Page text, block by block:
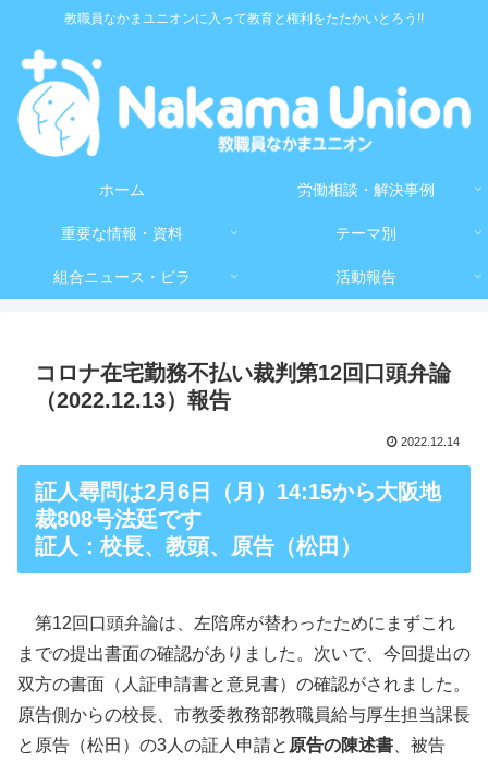
教職員なかまユニオンに入って教育と権利をたたかいとろう!!
ホーム 労働相談・解決事例
重要な情報・資料 テーマ別
組合ニュース・ビラ 活動報告
コロナ在宅勤務不払い裁判第12回口頭弁論
（2022.12.13）報告
2022.12.14
証人尋問は2月6日（月）14:15から大阪地
裁808号法廷です
証人：校長、教頭、原告（松田）
第12回口頭弁論は、左陪席が替わったためにまずこれ
までの提出書面の確認がありました。次いで、今回提出の
双方の書面（人証申請書と意見書）の確認がされました。
原告側からの校長、市教委教務部教職員給与厚生担当課長
と原告（松田）の3人の証人申請と 原告の陳述書 、被告